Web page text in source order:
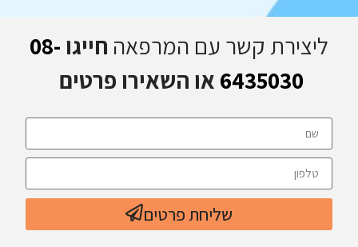
ליצירת קשר עם המרפאה חייגו 08-
6435030 או השאירו פרטים
שליחת פרטים